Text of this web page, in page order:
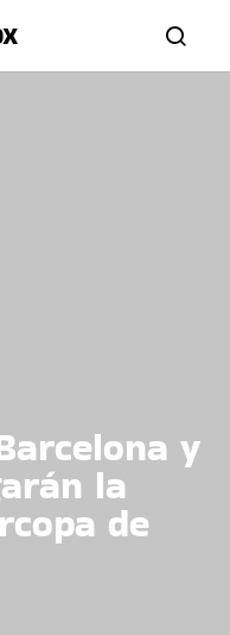
y
la
de